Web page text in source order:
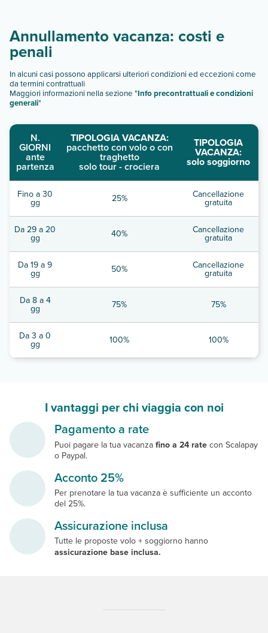
Annullamento vacanza: costi e
penali
In alcuni casi possono applicarsi ulteriori condizioni ed eccezioni come
da termini contrattuali
Maggiori informazioni nella sezione "Info precontrattuali e condizioni
generali"
N.
GIORNI
ante
partenza
TIPOLOGIA VACANZA:
pacchetto con volo o con
traghetto
solo tour - crociera
TIPOLOGIA
VACANZA:
solo soggiorno
Fino a 30
gg 25% Cancellazione
gratuita
Da 29 a 20
gg 40% Cancellazione
gratuita
Da 19 a 9
gg 50% Cancellazione
gratuita
Da 8 a 4
gg 75% 75%
Da 3 a 0
gg 100% 100%
I vantaggi per chi viaggia con noi
Pagamento a rate
Puoi pagare la tua vacanza fino a 24 rate con Scalapay
o Paypal.
Acconto 25%
Per prenotare la tua vacanza è sufficiente un acconto
del 25%.
Assicurazione inclusa
Tutte le proposte volo + soggiorno hanno
assicurazione base inclusa.